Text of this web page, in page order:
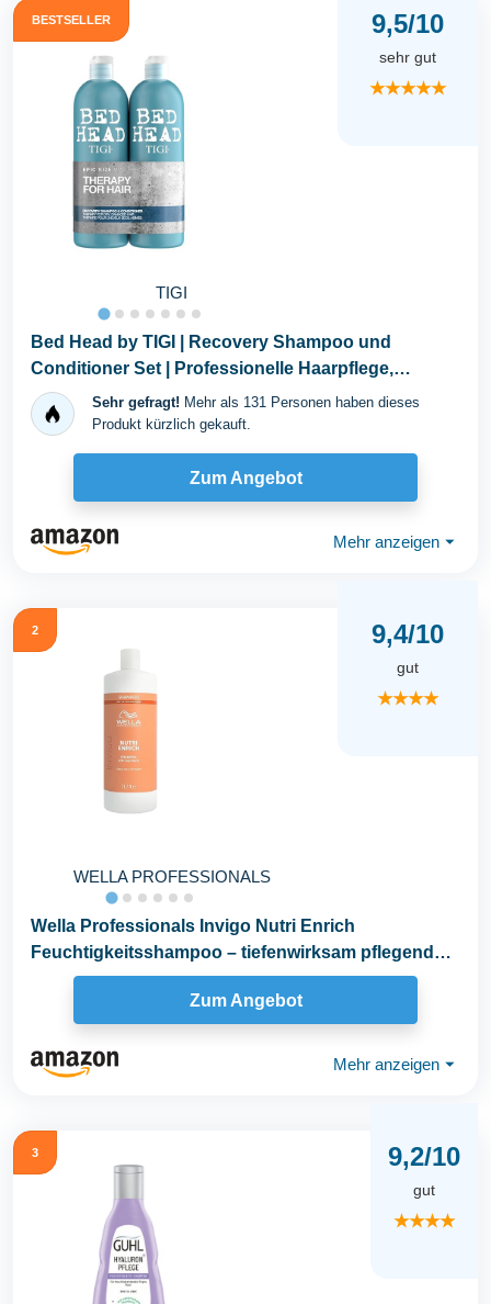
BESTSELLER
TIGI
9,5/10
sehr gut
★★★★★
Bed Head by TIGI | Recovery Shampoo und
Conditioner Set | Professionelle Haarpflege,
bestehend aus...
Sehr gefragt! Mehr als 131 Personen haben dieses
Produkt kürzlich gekauft.
Zum Angebot
Mehr anzeigen ⏷
2
WELLA PROFESSIONALS
9,4/10
gut
★★★★
Wella Professionals Invigo Nutri Enrich
Feuchtigkeitsshampoo – tiefenwirksam pflegende
Haarwäsche...
Zum Angebot
Mehr anzeigen ⏷
3 9,2/10
gut
★★★★